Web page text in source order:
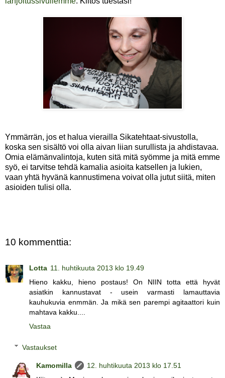
Ymmärrän, jos et halua vierailla Sikatehtaat-sivustolla,
koska sen sisältö voi olla aivan liian surullista ja ahdistavaa.
Omia elämänvalintoja, kuten sitä mitä syömme ja mitä emme
syö, ei tarvitse tehdä kamalia asioita katsellen ja lukien,
vaan yhtä hyvänä kannustimena voivat olla jutut siitä, miten
asioiden tulisi olla.
10 kommenttia:
Lotta 11. huhtikuuta 2013 klo 19.49
Hieno kakku, hieno postaus! On NIIN totta että hyvät
asiatkin kannustavat - usein varmasti lamauttavia
kauhukuvia enmmän. Ja mikä sen parempi agitaattori kuin
mahtava kakku....
Vastaa
Vastaukset
Kamomilla
12. huhtikuuta 2013 klo 17.51